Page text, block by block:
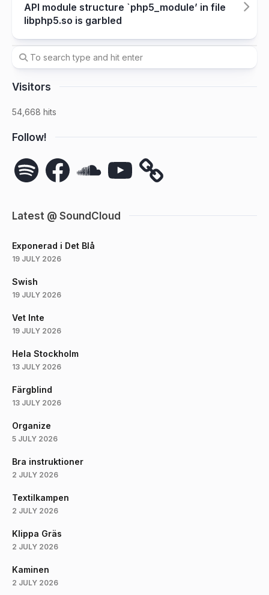
API module structure `php5_module’ in file
libphp5.so is garbled
Visitors
54,668 hits
Follow!
Spotify Facebook YouTube
Latest @ SoundCloud
Exponerad i Det Blå
19 JULY 2026
Swish
19 JULY 2026
Vet Inte
19 JULY 2026
Hela Stockholm
13 JULY 2026
Färgblind
13 JULY 2026
Organize
5 JULY 2026
Bra instruktioner
2 JULY 2026
Textilkampen
2 JULY 2026
Klippa Gräs
2 JULY 2026
Kaminen
2 JULY 2026